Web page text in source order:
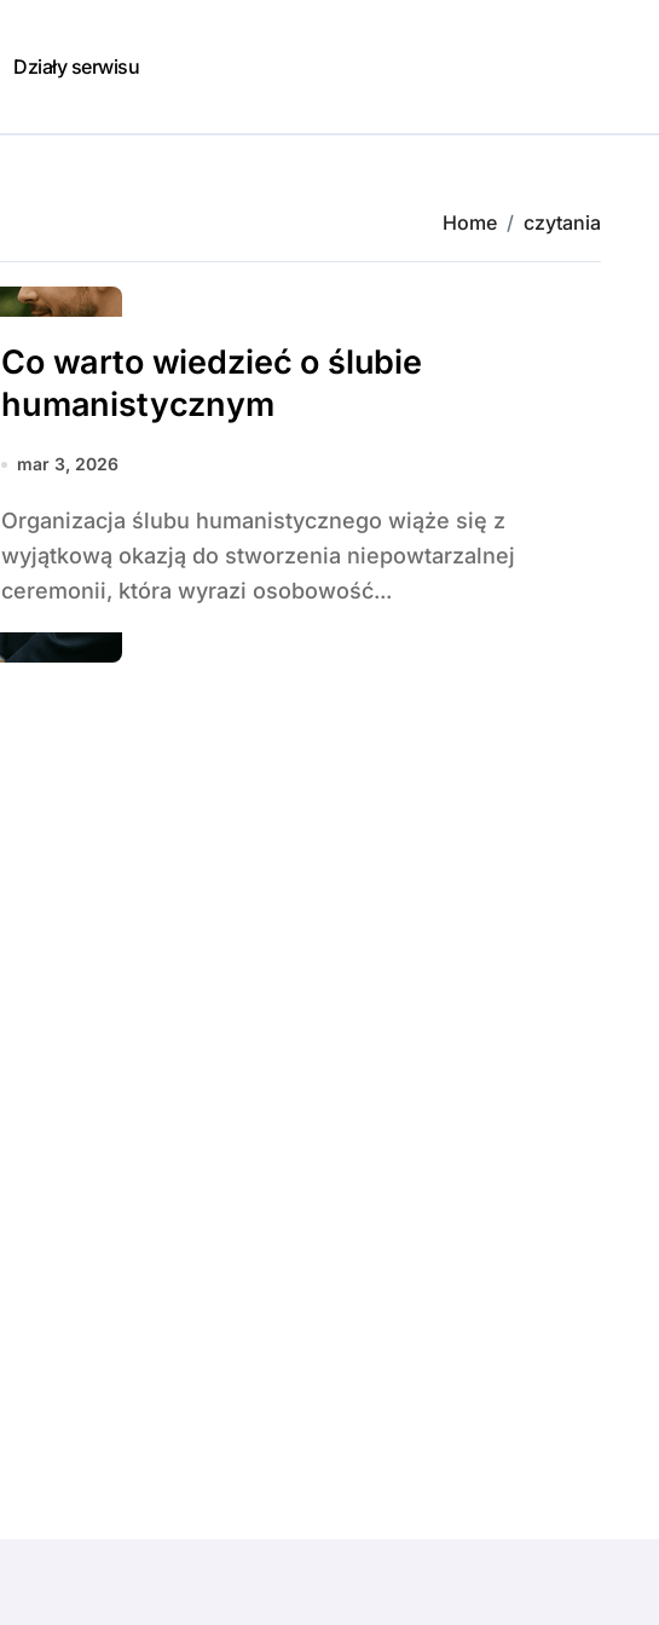
Działy serwisu
Home czytania
Co warto wiedzieć o ślubie
humanistycznym
mar 3, 2026
Organizacja ślubu humanistycznego wiąże się z
wyjątkową okazją do stworzenia niepowtarzalnej
ceremonii, która wyrazi osobowość...